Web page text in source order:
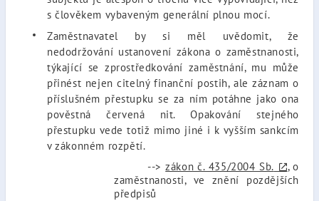
s člověkem vybaveným generální plnou mocí.
Zaměstnavatel by si měl uvědomit, že
nedodržování ustanovení zákona o zaměstnanosti,
týkající se zprostředkování zaměstnání, mu může
přinést nejen citelný finanční postih, ale záznam o
příslušném přestupku se za ním potáhne jako ona
pověstná červená nit. Opakování stejného
přestupku vede totiž mimo jiné i k vyšším sankcím
v zákonném rozpětí.
-->zákon č. 435/2004 Sb.
, o
zaměstnanosti, ve znění pozdějších
předpisů